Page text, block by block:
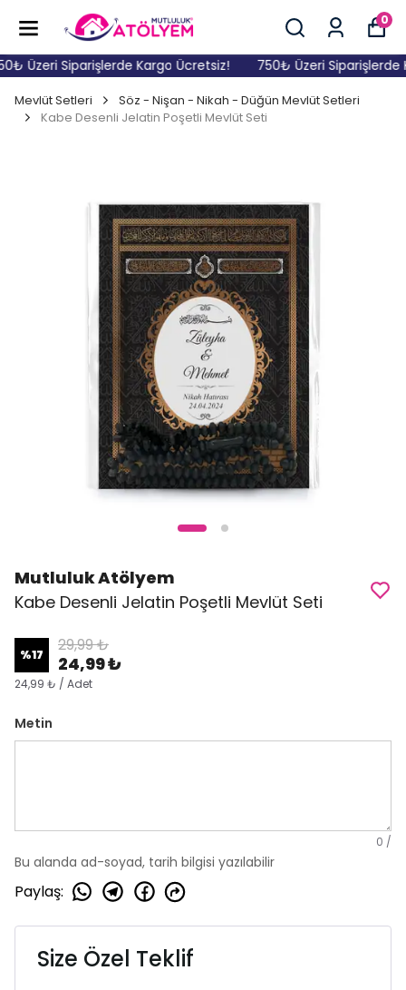
0
Üzeri Siparişlerde Kargo Ücretsiz! 750₺ Üzeri Siparişlerde
Mevlüt Setleri
Söz - Nişan - Nikah - Düğün Mevlüt Setleri
Kabe Desenli Jelatin Poşetli Mevlüt Seti
Mutluluk Atölyem
Kabe Desenli Jelatin Poşetli Mevlüt Seti
%17 29,99 ₺
24,99 ₺
24,99 ₺ / Adet
Metin
0 /
Bu alanda ad-soyad, tarih bilgisi yazılabilir
Paylaş:
Size Özel Teklif